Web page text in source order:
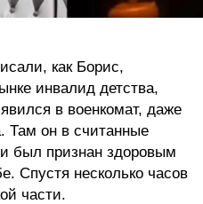
как Борис,
инвалид детства,
в военкомат, даже
Там он в считанные
был признан здоровым
Спустя несколько часов
части.